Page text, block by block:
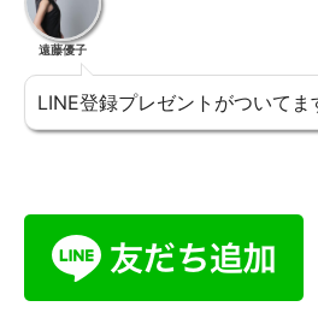
遠藤優子
LINE登録プレゼントがついてま